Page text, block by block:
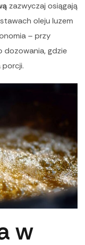
zazwyczaj osiągają
oleju luzem
– przy
gdzie
w